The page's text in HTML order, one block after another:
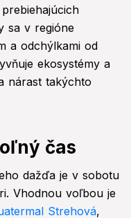
sa v regióne
a odchýlkami od
ekosystémy a
nárast takýchto
čas
dažďa je v sobotu
Vhodnou voľbou je
Strehová,